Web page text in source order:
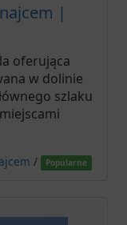
|
oferująca
w dolinie
szlaku
/ Popularne